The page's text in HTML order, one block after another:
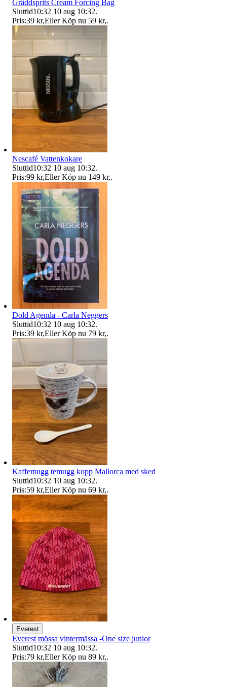
Gräddsprits Cream Forcing Bag
Sluttid10:32 10 aug 10:32.
Pris:39 kr,Eller Köp nu 59 kr,.
Nescafé Vattenkokare
Sluttid10:32 10 aug 10:32.
Pris:99 kr,Eller Köp nu 149 kr,.
Dold Agenda - Carla Neggers
Sluttid10:32 10 aug 10:32.
Pris:39 kr,Eller Köp nu 79 kr,.
Kaffemugg temugg kopp Mallorca med sked
Sluttid10:32 10 aug 10:32.
Pris:59 kr,Eller Köp nu 69 kr,.
Everest
Everest mössa vintermässa -One size junior
Sluttid10:32 10 aug 10:32.
Pris:79 kr,Eller Köp nu 89 kr,.